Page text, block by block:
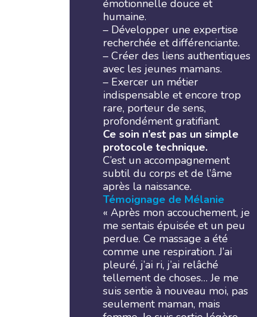
émotionnelle douce et
humaine.
– Développer une expertise
recherchée et différenciante.
– Créer des liens authentiques
avec les jeunes mamans.
– Exercer un métier
indispensable et encore trop
rare, porteur de sens,
profondément gratifiant.
Ce soin n’est pas un simple
protocole technique.
C’est un accompagnement
subtil du corps et de l’âme
après la naissance.
Témoignage de Mélanie
« Après mon accouchement, je
me sentais épuisée et un peu
perdue. Ce massage a été
comme une respiration. J’ai
pleuré, j’ai ri, j’ai relâché
tellement de choses… Je me
suis sentie à nouveau moi, pas
seulement maman, mais